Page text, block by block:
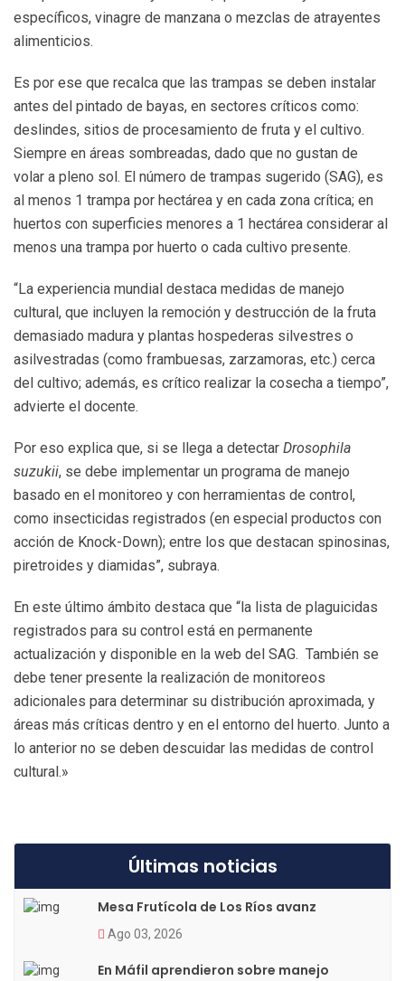
específicos, vinagre de manzana o mezclas de atrayentes
alimenticios.
Es por ese que recalca que las trampas se deben instalar
antes del pintado de bayas, en sectores críticos como:
deslindes, sitios de procesamiento de fruta y el cultivo.
Siempre en áreas sombreadas, dado que no gustan de
volar a pleno sol. El número de trampas sugerido (SAG), es
al menos 1 trampa por hectárea y en cada zona crítica; en
huertos con superficies menores a 1 hectárea considerar al
menos una trampa por huerto o cada cultivo presente.
“La experiencia mundial destaca medidas de manejo
cultural, que incluyen la remoción y destrucción de la fruta
demasiado madura y plantas hospederas silvestres o
asilvestradas (como frambuesas, zarzamoras, etc.) cerca
del cultivo; además, es crítico realizar la cosecha a tiempo”,
advierte el docente.
Por eso explica que, si se llega a detectar Drosophila
suzukii, se debe implementar un programa de manejo
basado en el monitoreo y con herramientas de control,
como insecticidas registrados (en especial productos con
acción de Knock-Down); entre los que destacan spinosinas,
piretroides y diamidas”, subraya.
En este último ámbito destaca que “la lista de plaguicidas
registrados para su control está en permanente
actualización y disponible en la web del SAG. También se
debe tener presente la realización de monitoreos
adicionales para determinar su distribución aproximada, y
áreas más críticas dentro y en el entorno del huerto. Junto a
lo anterior no se deben descuidar las medidas de control
cultural.»
Últimas noticias
Mesa Frutícola de Los Ríos avanz
Ago 03, 2026
En Máfil aprendieron sobre manejo